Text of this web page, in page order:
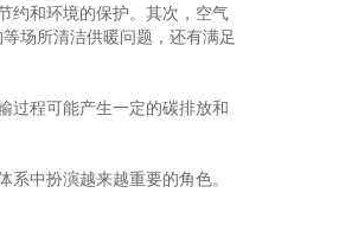
约和环境的保护。其次，空气
场所清洁供暖问题，还有满足
过程可能产生一定的碳排放和
中扮演越来越重要的角色。